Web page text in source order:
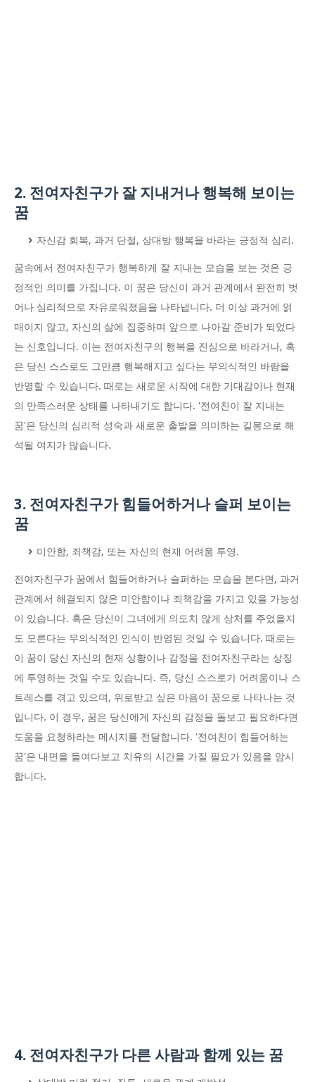
2. 전여자친구가 잘 지내거나 행복해 보이는
꿈
자신감 회복, 과거 단절, 상대방 행복을 바라는 긍정적 심리.
꿈속에서 전여자친구가 행복하게 잘 지내는 모습을 보는 것은 긍
정적인 의미를 가집니다. 이 꿈은 당신이 과거 관계에서 완전히 벗
어나 심리적으로 자유로워졌음을 나타냅니다. 더 이상 과거에 얽
매이지 않고, 자신의 삶에 집중하며 앞으로 나아갈 준비가 되었다
는 신호입니다. 이는 전여자친구의 행복을 진심으로 바라거나, 혹
은 당신 스스로도 그만큼 행복해지고 싶다는 무의식적인 바람을
반영할 수 있습니다. 때로는 새로운 시작에 대한 기대감이나 현재
의 만족스러운 상태를 나타내기도 합니다. '전여친이 잘 지내는
꿈'은 당신의 심리적 성숙과 새로운 출발을 의미하는 길몽으로 해
석될 여지가 많습니다.
3. 전여자친구가 힘들어하거나 슬퍼 보이는
꿈
미안함, 죄책감, 또는 자신의 현재 어려움 투영.
전여자친구가 꿈에서 힘들어하거나 슬퍼하는 모습을 본다면, 과거
관계에서 해결되지 않은 미안함이나 죄책감을 가지고 있을 가능성
이 있습니다. 혹은 당신이 그녀에게 의도치 않게 상처를 주었을지
도 모른다는 무의식적인 인식이 반영된 것일 수 있습니다. 때로는
이 꿈이 당신 자신의 현재 상황이나 감정을 전여자친구라는 상징
에 투영하는 것일 수도 있습니다. 즉, 당신 스스로가 어려움이나 스
트레스를 겪고 있으며, 위로받고 싶은 마음이 꿈으로 나타나는 것
입니다. 이 경우, 꿈은 당신에게 자신의 감정을 돌보고 필요하다면
도움을 요청하라는 메시지를 전달합니다. '전여친이 힘들어하는
꿈'은 내면을 들여다보고 치유의 시간을 가질 필요가 있음을 암시
합니다.
4. 전여자친구가 다른 사람과 함께 있는 꿈